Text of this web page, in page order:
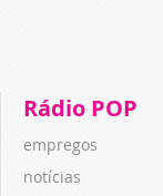
Rádio POP
empregos
notícias